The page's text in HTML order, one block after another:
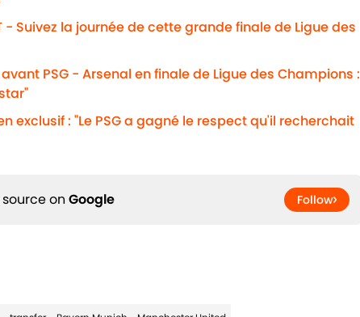
- Suivez la journée de cette grande finale de Ligue des
avant PSG - Arsenal en finale de Ligue des Champions :
exclusif : "Le PSG a gagné le respect qu'il recherchait
on Google Follow